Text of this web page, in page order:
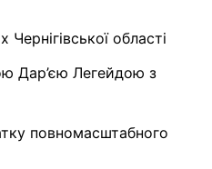
області
Дар’єю Легейдою з
повномасштабного